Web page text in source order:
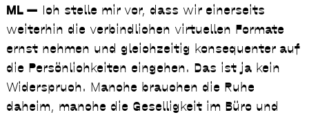
ML — Ich stelle mir vor, dass wir einerseits
weiterhin die verbindlichen virtuellen Formate
ernst nehmen und gleichzeitig konsequenter auf
die Persönlichkeiten eingehen. Das ist ja kein
Widerspruch. Manche brauchen die Ruhe
daheim, manche die Geselligkeit im Büro und